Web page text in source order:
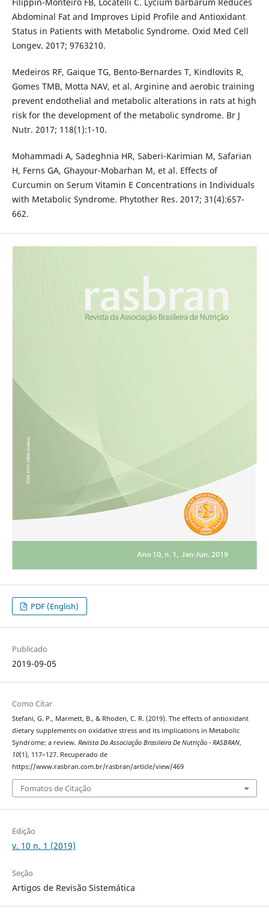
Filippin-Monteiro FB, Locatelli C. Lycium barbarum Reduces
Abdominal Fat and Improves Lipid Profile and Antioxidant
Status in Patients with Metabolic Syndrome. Oxid Med Cell
Longev. 2017; 9763210.
Medeiros RF, Gaique TG, Bento-Bernardes T, Kindlovits R,
Gomes TMB, Motta NAV, et al. Arginine and aerobic training
prevent endothelial and metabolic alterations in rats at high
risk for the development of the metabolic syndrome. Br J
Nutr. 2017; 118(1):1-10.
Mohammadi A, Sadeghnia HR, Saberi-Karimian M, Safarian
H, Ferns GA, Ghayour-Mobarhan M, et al. Effects of
Curcumin on Serum Vitamin E Concentrations in Individuals
with Metabolic Syndrome. Phytother Res. 2017; 31(4):657-
662.
PDF (English)
Publicado
2019-09-05
Como Citar
Stefani, G. P., Marmett, B., & Rhoden, C. R. (2019). The effects of antioxidant
dietary supplements on oxidative stress and its implications in Metabolic
Syndrome: a review. Revista Da Associação Brasileira De Nutrição - RASBRAN,
10(1), 117–127. Recuperado de
https://www.rasbran.com.br/rasbran/article/view/469
Fomatos de Citação
Edição
v. 10 n. 1 (2019)
Seção
Artigos de Revisão Sistemática